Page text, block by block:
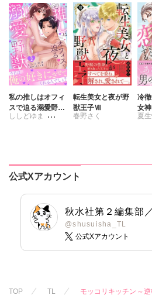
私の推しはオフィ
スで迫る溺愛野獣
～聖域無視、迫ら
ししどゆま
転生美女と夜が野
獣王子Ⅶ
春野さく
冷
女
1 奥
夏
公式Xアカウント
秋水社第２編集部
@shusuisha_TL
公式Xアカウント
TOP TL モッコリキッチン～